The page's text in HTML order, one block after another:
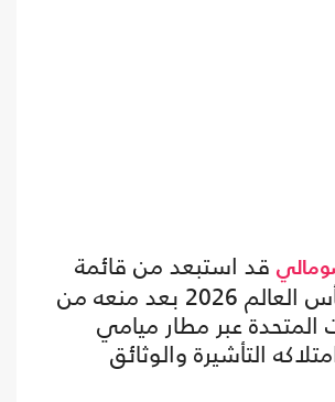
قد استبعد من قائمة
حكام بطولة كأس العالم 2026 بعد منعه من
المتحدة عبر مطار ميامي
التأشيرة والوثائق